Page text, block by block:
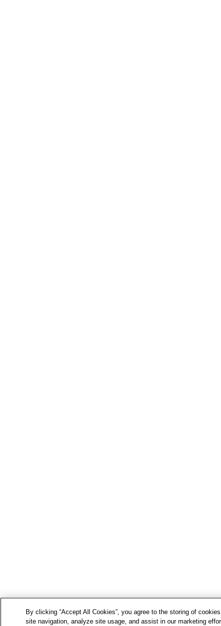
By clicking “Accept All Cookies”, you agree to the storing of
site navigation, analyze site usage, and assist in our marketing